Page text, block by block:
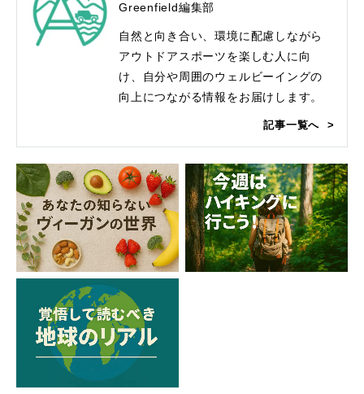
Greenfield編集部
自然と向き合い、環境に配慮しながら
アウトドアスポーツを楽しむ人に向
け、自分や周囲のウェルビーイングの
向上につながる情報をお届けします。
記事一覧へ